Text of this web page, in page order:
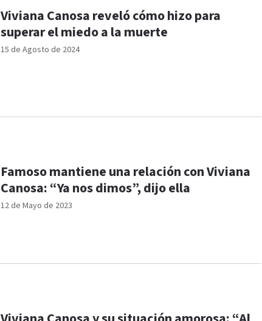
15 de Agosto de 2024
Viviana Canosa reveló cómo hizo para
superar el miedo a la muerte
12 de Mayo de 2023
Famoso mantiene una relación con Viviana
Canosa: “Ya nos dimos”, dijo ella